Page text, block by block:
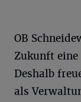
OB
Zukunft
Deshalb
als